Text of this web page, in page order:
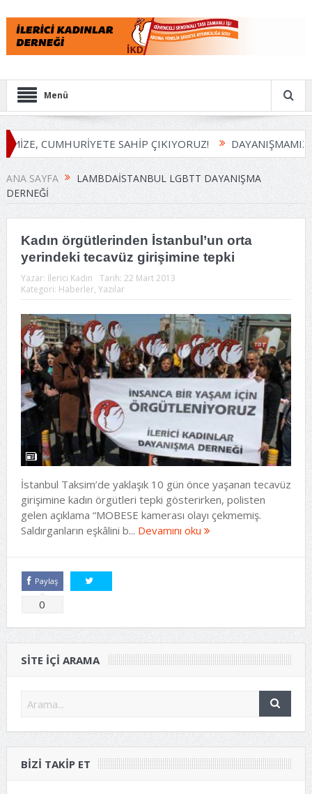
Menü
CUMHURİYETE SAHİP ÇIKIYORUZ! DAYANIŞMAMIZI
ANA SAYFA
LAMBDAISTANBUL LGBTT DAYANIŞMA
DERNEĞI
Kadın örgütlerinden İstanbul’un orta
yerindeki tecavüz girişimine tepki
Yazar: İlerici Kadın Tarih: 22 Mart 2013
Kategori: Haberler, Yazılar
İstanbul Taksim’de yaklaşık 10 gün önce yaşanan tecavüz
girişimine kadın örgütleri tepki gösterirken, polisten
gelen açıklama “MOBESE kamerası olayı çekmemiş.
Saldırganların eşkâlini b... Devamını oku
Paylaş
0
SITE IÇI ARAMA
BIZI TAKIP ET